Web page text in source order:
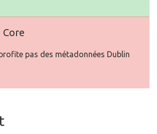
Core
pas des métadonnées Dublin